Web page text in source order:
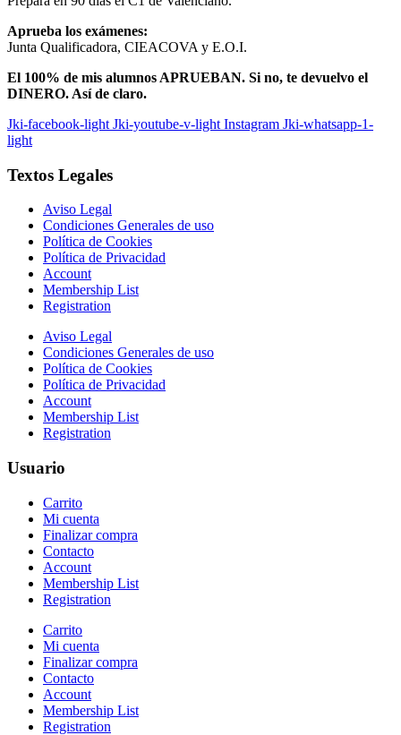
Aprueba los exámenes:
Junta Qualificadora, CIEACOVA y E.O.I.
El 100% de mis alumnos APRUEBAN. Si no, te devuelvo el
DINERO. Así de claro.
Jki-facebook-light Jki-youtube-v-light Instagram Jki-whatsapp-1-
light
Textos Legales​
Aviso Legal
Condiciones Generales de uso
Política de Cookies
Política de Privacidad
Account
Membership List
Registration
Aviso Legal
Condiciones Generales de uso
Política de Cookies
Política de Privacidad
Account
Membership List
Registration
Usuario​
Carrito
Mi cuenta
Finalizar compra
Contacto
Account
Membership List
Registration
Carrito
Mi cuenta
Finalizar compra
Contacto
Account
Membership List
Registration